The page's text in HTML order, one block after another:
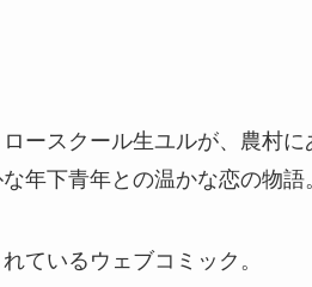
ースクール生ユルが、農村
年下青年との温かな恋の物語
ているウェブコミック。